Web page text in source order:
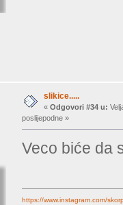
slikice.....
« Odgovori #34 u:
poslijepodne »
Veco biće da
https://www.instagram.com/